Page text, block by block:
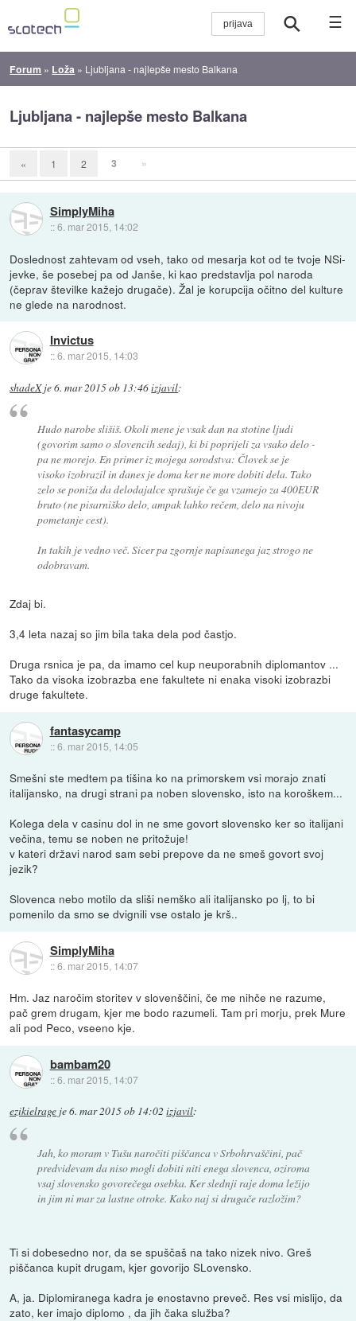
☰
Forum » Loža » Ljubljana - najlepše mesto Balkana
Ljubljana - najlepše mesto Balkana
« 1 2 3 »
SimplyMiha
::6. mar 2015, 14:02
Doslednost zahtevam od vseh, tako od mesarja kot od te tvoje NSi-
jevke, še posebej pa od Janše, ki kao predstavlja pol naroda
(čeprav številke kažejo drugače). Žal je korupcija očitno del kulture
ne glede na narodnost.
Invictus
::6. mar 2015, 14:03
shadeXje6. mar 2015 ob 13:46izjavil:
Hudo narobe slišiš. Okoli mene je vsak dan na stotine ljudi
(govorim samo o slovencih sedaj), ki bi poprijeli za vsako delo -
pa ne morejo. En primer iz mojega sorodstva: Človek se je
visoko izobrazil in danes je doma ker ne more dobiti dela. Tako
zelo se poniža da delodajalce sprašuje če ga vzamejo za 400EUR
bruto (ne pisarniško delo, ampak lahko rečem, delo na nivoju
pometanje cest).
In takih je vedno več. Sicer pa zgornje napisanega jaz strogo ne
odobravam.
Zdaj bi.
3,4 leta nazaj so jim bila taka dela pod častjo.
Druga rsnica je pa, da imamo cel kup neuporabnih diplomantov ...
Tako da visoka izobrazba ene fakultete ni enaka visoki izobrazbi
druge fakultete.
fantasycamp
::6. mar 2015, 14:05
Smešni ste medtem pa tišina ko na primorskem vsi morajo znati
italijansko, na drugi strani pa noben slovensko, isto na koroškem...
Kolega dela v casinu dol in ne sme govort slovensko ker so italijani
večina, temu se noben ne pritožuje!
v kateri državi narod sam sebi prepove da ne smeš govort svoj
jezik?
Slovenca nebo motilo da sliši nemško ali italijansko po lj, to bi
pomenilo da smo se dvignili vse ostalo je krš..
SimplyMiha
::6. mar 2015, 14:07
Hm. Jaz naročim storitev v slovenščini, če me nihče ne razume,
pač grem drugam, kjer me bodo razumeli. Tam pri morju, prek Mure
ali pod Peco, vseeno kje.
bambam20
::6. mar 2015, 14:07
ezikielrage je6. mar 2015 ob 14:02 izjavil:
Jah, ko moram v Tušu naročiti piščanca v Srbohrvaščini, pač
predvidevam da niso mogli dobiti niti enega slovenca, oziroma
vsaj slovensko govorečega osebka. Ker slednji raje doma ležijo
in jim ni mar za lastne otroke. Kako naj si drugače razložim?
Ti si dobesedno nor, da se spuščaš na tako nizek nivo. Greš
piščanca kupit drugam, kjer govorijo SLovensko.
A, ja. Diplomiranega kadra je enostavno preveč. Res vsi mislijo, da
zato, ker imajo diplomo , da jih čaka služba?